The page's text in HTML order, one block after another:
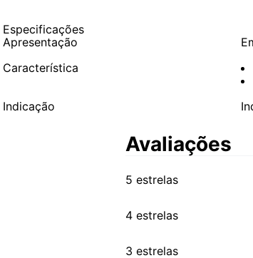
Especificações
Apresentação
Característica
Indicação
Avaliações
5 estrelas
4 estrelas
3 estrelas